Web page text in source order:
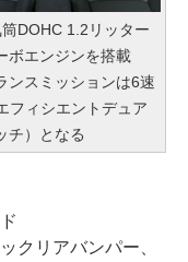
DOHC 1.2リッター
ボエンジンを搭載
ンスミッションは6速
フィシエントデュア
チ）となる
クリアバンパー、